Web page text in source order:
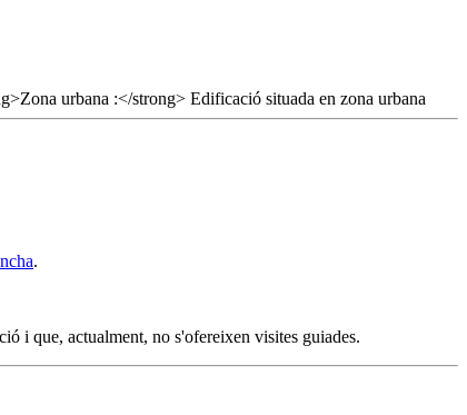
.
i que, actualment, no s'ofereixen visites guiades.